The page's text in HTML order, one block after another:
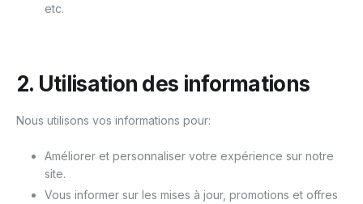
etc.
2. Utilisation des informations
Nous utilisons vos informations pour:
Améliorer et personnaliser votre expérience sur notre
site.
Vous informer sur les mises à jour, promotions et offres